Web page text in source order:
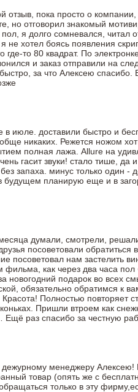
отзыв, пока просто о
но отговорил знакомый
я долго сомневался,
не хотел боясь появления
где-то 80 квадрат. По
и заказ отправили на
за что Алексею
в июле. доставили быстро и
никаких. Режется ножом
полная лажа. Allure на
гасит звуки! стало тише,
запаха. минус только один -
будущем планирую еще и в
думали, смотрели,
посоветовали
посоветовал нам застелить
фильма, как через два часа
новогодний подарок во всех
обязательно обратимся к
Полностью повторяет
Пришли втроем как
Ещё раз спасибо за честную
дежурному менеджеру
товар (опять же с
только в эту